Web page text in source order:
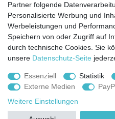
Aktuelles rund um
Montessori-Pädagogik.
Kostenfreie wöchentliche
Hiermit bestätige ich, dass ich die
© Copyright 2026 |
Partner folgende
Personalisierte Werbung und
Werbeleistungen und
Speichern von oder Zugriff auf
durch technische Cookies. Sie
unsere Datenschutz-Seite
Essenziell Statistik
Externe Medien
Weitere Einstellungen